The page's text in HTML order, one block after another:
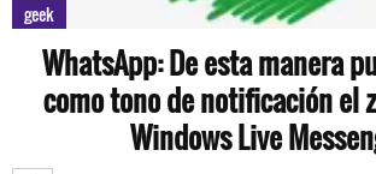
geek
WhatsApp: De esta manera
como tono de notificación el
Windows Live